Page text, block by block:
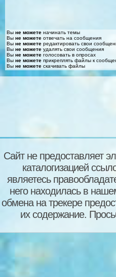
Вы не можете начинать темы
Вы не можете отвечать на сообщения
Вы не можете редактировать свои
Вы не можете удалять свои сообщения
Вы не можете голосовать в опросах
Вы не можете прикреплять файлы к
Вы не можете скачивать файлы
Сайт не предоставляет
каталогизацией
являетесь
него находилась в
обмена на трекере
их содержание.